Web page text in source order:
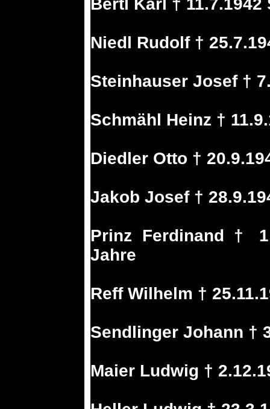
Bertl Karl †
Niedl Rudolf †
Steinhauser Josef †
Schmähl Heinz †
Diedler Otto †
Jakob Josef †
Prinz Ferdinand †
Jahre
Reff Wilhelm †
Sendlinger Johann †
Maier Ludwig †